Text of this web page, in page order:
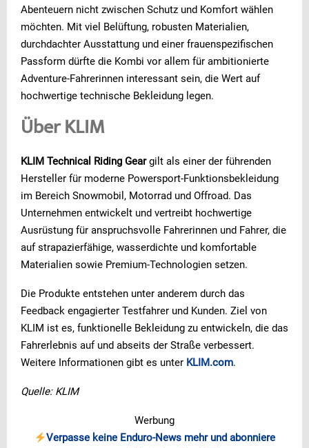
Abenteuern nicht zwischen Schutz und Komfort wählen
möchten. Mit viel Belüftung, robusten Materialien,
durchdachter Ausstattung und einer frauenspezifischen
Passform dürfte die Kombi vor allem für ambitionierte
Adventure-Fahrerinnen interessant sein, die Wert auf
hochwertige technische Bekleidung legen.
Über KLIM
KLIM Technical Riding Geargilt als einer der führenden
Hersteller für moderne Powersport-Funktionsbekleidung
im Bereich Snowmobil, Motorrad und Offroad. Das
Unternehmen entwickelt und vertreibt hochwertige
Ausrüstung für anspruchsvolle Fahrerinnen und Fahrer, die
auf strapazierfähige, wasserdichte und komfortable
Materialien sowie Premium-Technologien setzen.
Die Produkte entstehen unter anderem durch das
Feedback engagierter Testfahrer und Kunden. Ziel von
KLIM ist es, funktionelle Bekleidung zu entwickeln, die das
Fahrerlebnis auf und abseits der Straße verbessert.
Weitere Informationen gibt es unter KLIM.com.
Quelle: KLIM
Werbung
Verpasse keine Enduro-News mehr und abonniere